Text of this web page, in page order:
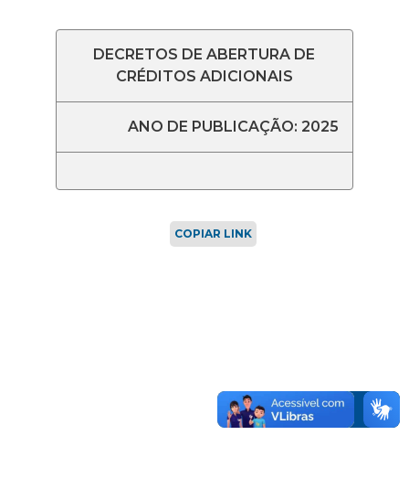
DECRETOS DE ABERTURA DE
CRÉDITOS ADICIONAIS
ANO DE PUBLICAÇÃO: 2025
COPIAR LINK